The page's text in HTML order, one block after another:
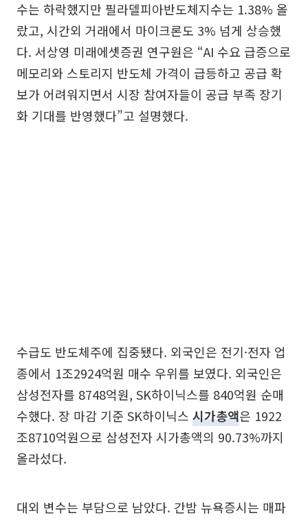
수는 하락했지만 필라델피아반도체지수는 1.38% 올
랐고, 시간외 거래에서 마이크론도 3% 넘게 상승했
다. 서상영 미래에셋증권 연구원은 “AI 수요 급증으로
메모리와 스토리지 반도체 가격이 급등하고 공급 확
보가 어려워지면서 시장 참여자들이 공급 부족 장기
화 기대를 반영했다”고 설명했다.
수급도 반도체주에 집중됐다. 외국인은 전기·전자 업
종에서 1조2924억원 매수 우위를 보였다. 외국인은
삼성전자를 8748억원, SK하이닉스를 840억원 순매
수했다. 장 마감 기준 SK하이닉스 시가총액은 1922
조8710억원으로 삼성전자 시가총액의 90.73%까지
올라섰다.
대외 변수는 부담으로 남았다. 간밤 뉴욕증시는 매파